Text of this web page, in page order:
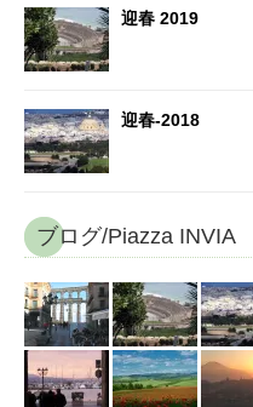
迎春 2019
迎春-2018
ブログ/Piazza INVIA